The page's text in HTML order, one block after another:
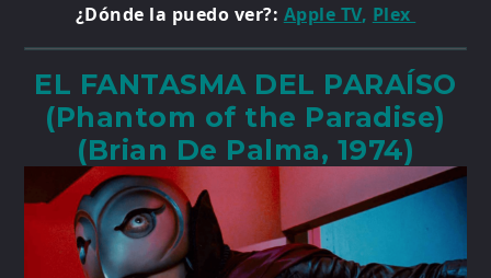
¿Dónde la puedo ver?: Apple TV, Plex
EL FANTASMA DEL PARAÍSO
(Phantom of the Paradise)
(Brian De Palma, 1974)